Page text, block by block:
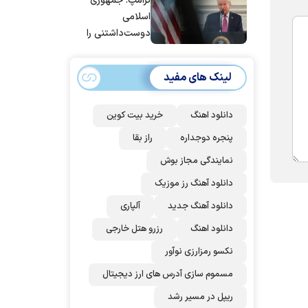
عربستان و آمریکا
شد
اسلامی
دوست‌داشتنی را
برای بزرگ‌ترین
حمله آماده بودیم
است، درست
است؟
لینک های مفید
دانلود اهنگ
خرید بیت کوین
پنجره دوجداره
راز بقا
نمایندگی مجاز بوش
دانلود آهنگ رز‌ موزیک
دانلود آهنگ جدید
آلپاری
دانلود اهنگ
رزرو هتل خارجی
نکسو رمزارزی نوآور
مسموم سازی آدرس های ارز دیجیتال
ریپل در مسیر رشد